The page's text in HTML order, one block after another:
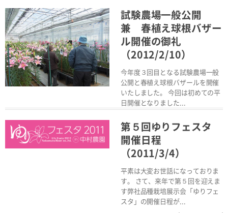
試験農場一般公開
兼 春植え球根バザー
ル開催の御礼
（2012/2/10）
今年度３回目となる試験農場一般
公開と春植え球根バザールを開催
いたしました。 今回は初めての平
日開催となりました...
Read More
第５回ゆりフェスタ
開催日程
（2011/3/4）
平素は大変お世話になっておりま
す。 さて、来年で第５回を迎えま
す弊社品種栽培展示会「ゆりフェ
スタ」の開催日程が...